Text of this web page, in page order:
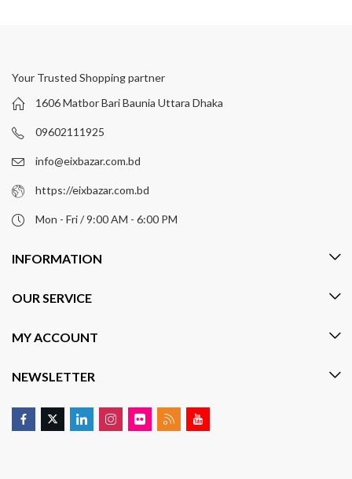
Your Trusted Shopping partner
1606 Matbor Bari Baunia Uttara Dhaka
09602111925
info@eixbazar.com.bd
https://eixbazar.com.bd
Mon - Fri / 9:00 AM - 6:00 PM
INFORMATION
OUR SERVICE
MY ACCOUNT
NEWSLETTER